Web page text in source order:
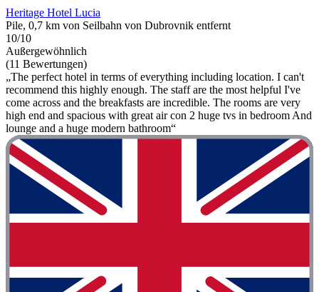
Heritage Hotel Lucia
Pile, 0,7 km von Seilbahn von Dubrovnik entfernt
10/10
Außergewöhnlich
(11 Bewertungen)
„The perfect hotel in terms of everything including location. I can't
recommend this highly enough. The staff are the most helpful I've
come across and the breakfasts are incredible. The rooms are very
high end and spacious with great air con 2 huge tvs in bedroom And
lounge and a huge modern bathroom“